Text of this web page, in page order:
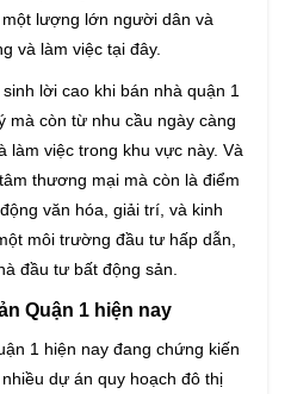
lượng lớn người dân và
và làm việc tại đây.
lời cao khi bán nhà quận 1
mà còn từ nhu cầu ngày càng
làm việc trong khu vực này. Và
thương mại mà còn là điểm
văn hóa, giải trí, và kinh
môi trường đầu tư hấp dẫn,
đầu tư bất động sản.
Quận 1 hiện nay
1 hiện nay đang chứng kiến
dự án quy hoạch đô thị